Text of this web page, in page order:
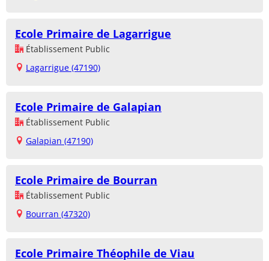
Ecole Primaire de Lagarrigue
Établissement Public
Lagarrigue (47190)
Ecole Primaire de Galapian
Établissement Public
Galapian (47190)
Ecole Primaire de Bourran
Établissement Public
Bourran (47320)
Ecole Primaire Théophile de Viau